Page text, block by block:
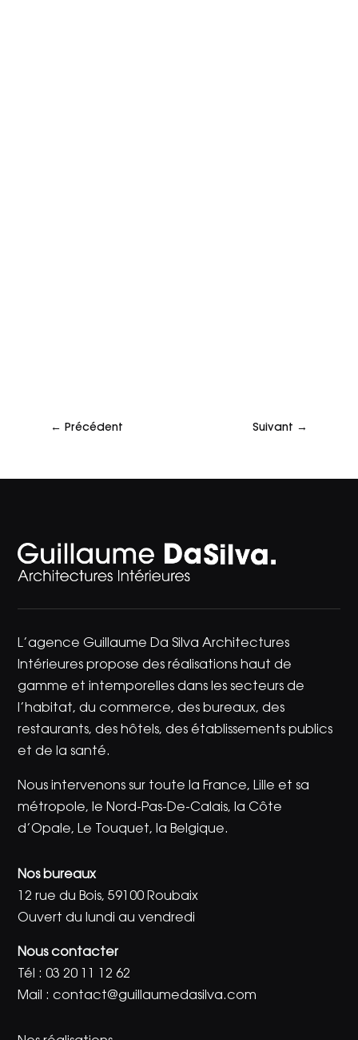
← Précédent Suivant →
L’agence Guillaume Da Silva Architectures
Intérieures propose des réalisations haut de
gamme et intemporelles dans les secteurs de
l’habitat, du commerce, des bureaux, des
restaurants, des hôtels, des établissements publics
et de la santé.
Nous intervenons sur toute la France, Lille et sa
métropole, le Nord-Pas-De-Calais, la Côte
d’Opale, Le Touquet, la Belgique.
Nos bureaux
12 rue du Bois, 59100 Roubaix
Ouvert du lundi au vendredi
Nous contacter
Tél :03 20 11 12 62
Mail :contact@guillaumedasilva.com